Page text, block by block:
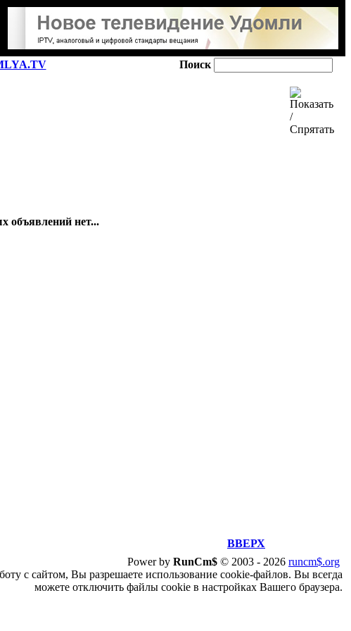
Поиск
объявлений нет...
ВВЕРХ
Power by RunCm$ © 2003 - 2026 runcm$.org
с сайтом, Вы разрешаете использование cookie-файлов. Вы всегда
можете отключить файлы cookie в настройках Вашего браузера.